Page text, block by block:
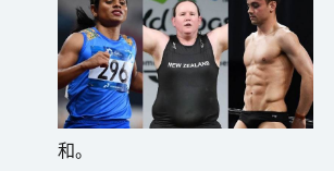
和。